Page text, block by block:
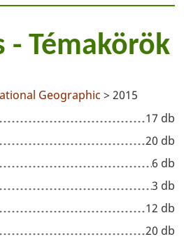
- Témakörök
Geographic > 2015
17 db
20 db
6 db
3 db
12 db
20 db